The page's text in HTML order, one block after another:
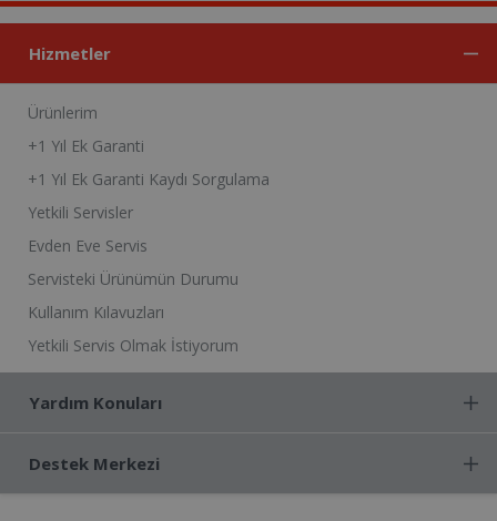
Hizmetler
Ürünlerim
+1 Yıl Ek Garanti
+1 Yıl Ek Garanti Kaydı Sorgulama
Yetkili Servisler
Evden Eve Servis
Servisteki Ürünümün Durumu
Kullanım Kılavuzları
Yetkili Servis Olmak İstiyorum
Yardım Konuları
Destek Merkezi